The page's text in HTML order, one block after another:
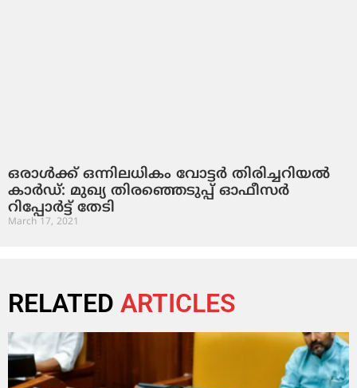
ഒരാൾക്ക് ഒന്നിലധികം വോട്ടർ തിരിച്ചറിയൽ
കാർഡ്: മുഖ്യ തിരഞ്ഞെടുപ്പ് ഓഫീസർ
റിപ്പോർട്ട് തേടി
March 17, 2021
RELATED ARTICLES